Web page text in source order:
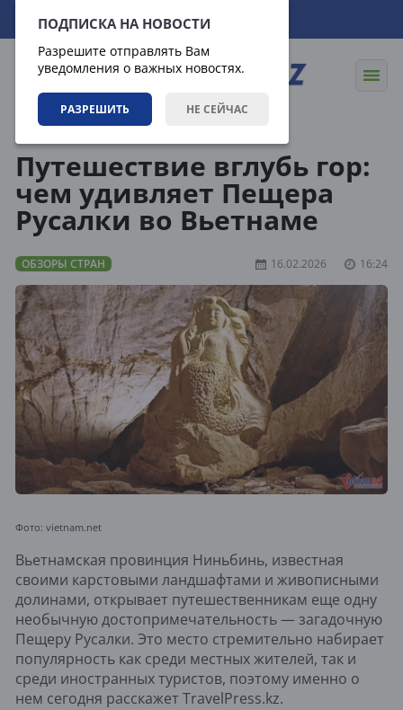
ПОДПИСКА НА НОВОСТИ
Разрешите отправлять Вам
уведомления о важных новостях.
РАЗРЕШИТЬ НЕ СЕЙЧАС
06.08.2026 14:58:46
Путешествие вглубь гор:
чем удивляет Пещера
Русалки во Вьетнаме
ОБЗОРЫ СТРАН 16.02.2026 16:24
Фото: vietnam.net
Вьетнамская провинция Ниньбинь, известная
своими карстовыми ландшафтами и живописными
долинами, открывает путешественникам еще одну
необычную достопримечательность — загадочную
Пещеру Русалки. Это место стремительно набирает
популярность как среди местных жителей, так и
среди иностранных туристов, поэтому именно о
нем сегодня расскажет TravelPress.kz.